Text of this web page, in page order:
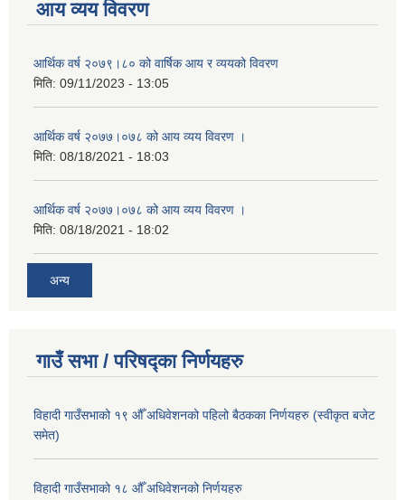
आय व्यय विवरण
आर्थिक वर्ष २०७९।८० को वार्षिक आय र व्ययको विवरण
मिति: 09/11/2023 - 13:05
आर्थिक वर्ष २०७७।०७८ को आय व्यय विवरण ।
मिति: 08/18/2021 - 18:03
आर्थिक वर्ष २०७७।०७८ को आय व्यय विवरण ।
मिति: 08/18/2021 - 18:02
अन्य
गाउँ सभा / परिषद्का निर्णयहरु
विहादी गाउँसभाको १९ औँ अधिवेशनको पहिलो बैठकका निर्णयहरु (स्वीकृत बजेट
समेत)
विहादी गाउँसभाको १८ औँ अधिवेशनको निर्णयहरु